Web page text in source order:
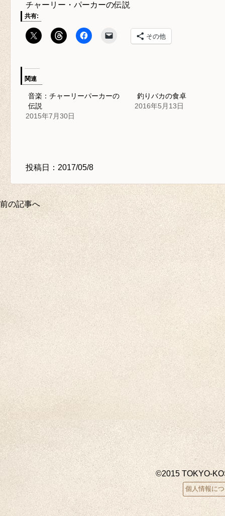
チャーリー・パーカーの伝説
共有:
その他
関連
音楽：チャーリーパーカーの
伝説
2015年7月30日
釣りバカの食卓
2016年5月13日
投稿日：2017/05/8
前の記事へ
©2015 TOKYO-
個人情報に